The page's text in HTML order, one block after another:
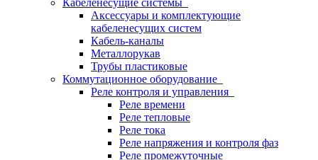
Кабеленесущие системы
Аксессуары и комплектующие
кабеленесущих систем
Кабель-каналы
Металлорукав
Трубы пластиковые
Коммутационное оборудование
Реле контроля и управления
Реле времени
Реле тепловые
Реле тока
Реле напряжения и контроля фаз
Реле промежуточные